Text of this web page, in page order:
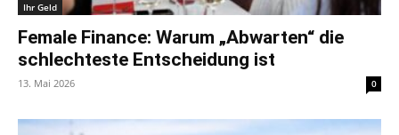
Ihr Geld
Female Finance: Warum „Abwarten“ die
schlechteste Entscheidung ist
13. Mai 2026 0